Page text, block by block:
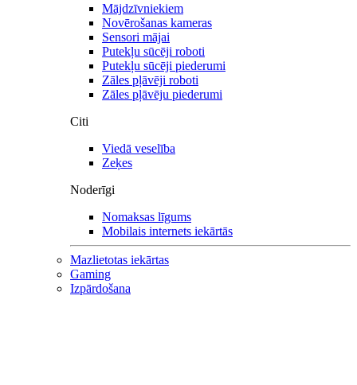
Mājdzīvniekiem
Novērošanas kameras
Sensori mājai
Putekļu sūcēji roboti
Putekļu sūcēji piederumi
Zāles pļāvēji roboti
Zāles pļāvēju piederumi
Citi
Viedā veselība
Zeķes
Noderīgi
Nomaksas līgums
Mobilais internets iekārtās
Mazlietotas iekārtas
Gaming
Izpārdošana